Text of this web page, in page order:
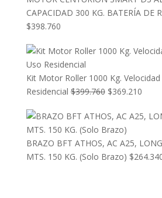
CAPACIDAD 300 KG. BATERÍA DE
$398.760
Kit Motor Roller 1000 Kg.
Residencial $399.760 El
original
era:
$399.760.
$369.210El
BRAZO BFT ATHOS, AC A25,
MTS. 150 KG. (Solo Brazo) $